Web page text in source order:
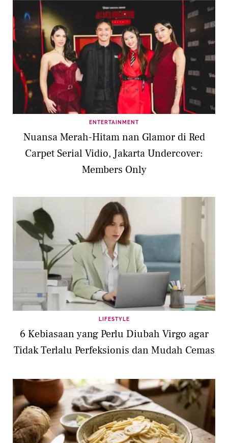
ENTERTAINMENT
Nuansa Merah-Hitam nan Glamor di Red
Carpet Serial Vidio, Jakarta Undercover:
Members Only
LIFESTYLE
6 Kebiasaan yang Perlu Diubah Virgo agar
Tidak Terlalu Perfeksionis dan Mudah Cemas